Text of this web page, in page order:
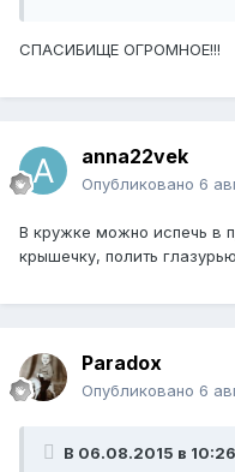
СПАСИБИЩЕ ОГРОМНОЕ!!!
anna22vek
Опубликовано 6
В кружке можно испечь в
крышечку, полить глазурью
Paradox
Опубликовано 6
В 06.08.2015 в